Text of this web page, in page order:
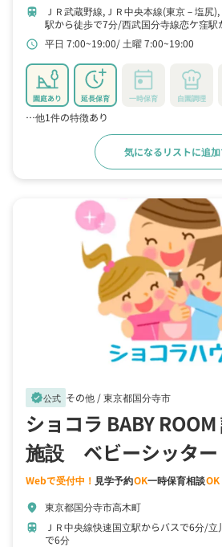
train
ＪＲ武蔵野線,ＪＲ中央本線(東京－塩尻
駅から徒歩で7分 西武国分寺線恋ケ窪駅
本線(東京－塩尻),ＪＲ中央線快速国立駅
schedule 平日 7:00~19:00 土曜 7:00~19:00
園庭あり 延長保育 一時保育 自園調理
…他1件の特徴あり
気になるリストに追
verified公式 その他 /東京都国分寺市
ショコラ BABY
施設 ベビーシッター
Webで受付中！ 見学予約OK一時保育相談OK
location_on 東京都国分寺市高木町
train ＪＲ中央線快速国立駅からバスで6分 立
で6分